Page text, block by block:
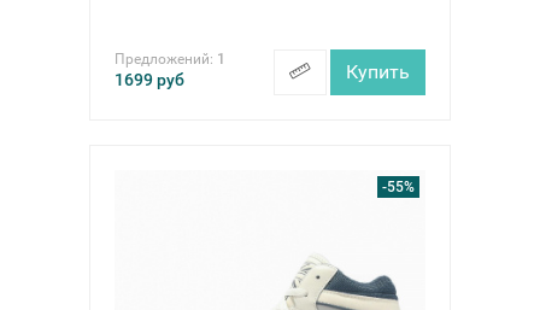
Предложений: 1
1699руб Купить
-55%